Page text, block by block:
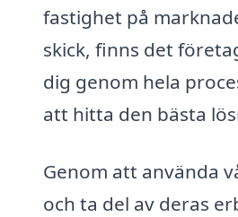
fastighet på
skick, finns det
dig genom hela
att hitta den bästa
Genom att använda
och ta del av deras